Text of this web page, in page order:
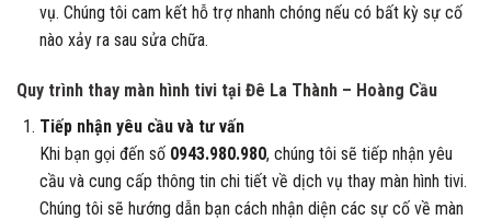
vụ. Chúng tôi cam kết hỗ trợ nhanh chóng nếu có bất kỳ sự cố
nào xảy ra sau sửa chữa.
Quy trình thay màn hình tivi tại Đê La Thành – Hoàng Cầu
Tiếp nhận yêu cầu và tư vấn
Khi bạn gọi đến số 0943.980.980, chúng tôi sẽ tiếp nhận yêu
cầu và cung cấp thông tin chi tiết về dịch vụ thay màn hình tivi.
Chúng tôi sẽ hướng dẫn bạn cách nhận diện các sự cố về màn